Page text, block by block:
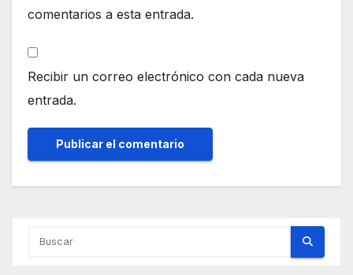
comentarios a esta entrada.
Recibir un correo electrónico con cada nueva
entrada.